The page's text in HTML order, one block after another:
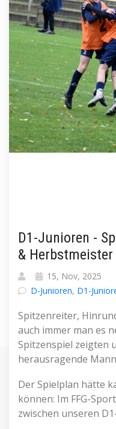
D1-Junioren -
&
15, Nov, 2025
D-Junioren, D1-
Spitzenreiter,
auch immer man es
Spitzenspiel zeigten
herausragende
Der Spielplan hätte
können: Im FFG-
zwischen unseren